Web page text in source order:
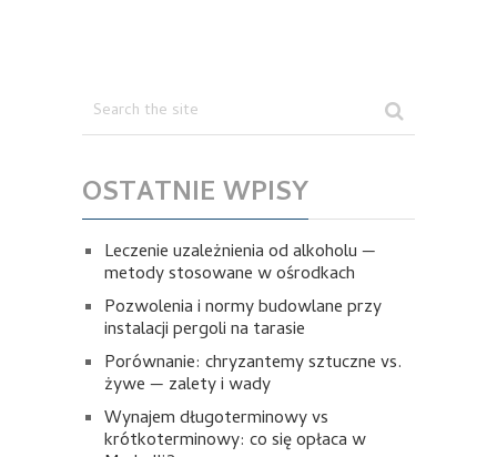
OSTATNIE WPISY
Leczenie uzależnienia od alkoholu —
metody stosowane w ośrodkach
Pozwolenia i normy budowlane przy
instalacji pergoli na tarasie
Porównanie: chryzantemy sztuczne vs.
żywe — zalety i wady
Wynajem długoterminowy vs
krótkoterminowy: co się opłaca w